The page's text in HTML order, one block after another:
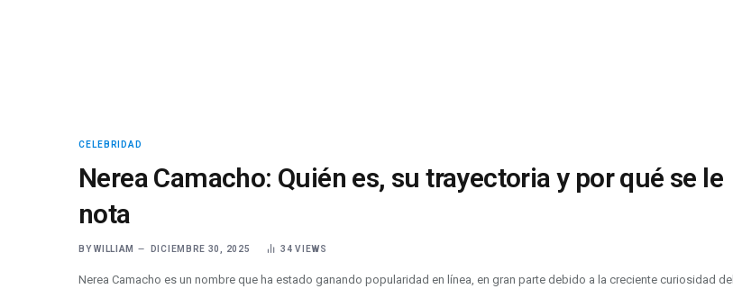
CELEBRIDAD
Nerea Camacho: Quién es, su trayectoria y por qué se le
nota
BY WILLIAM DICIEMBRE 30, 2025 34VIEWS
Nerea Camacho es un nombre que ha estado ganando popularidad en línea, en gran parte debido a la creciente curiosidad del